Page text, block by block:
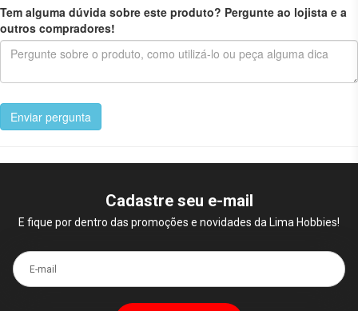
Tem alguma dúvida sobre este produto? Pergunte ao lojista e a
outros compradores!
Enviar pergunta
Cadastre seu e-mail
E fique por dentro das promoções e novidades da Lima Hobbies!
E-mail